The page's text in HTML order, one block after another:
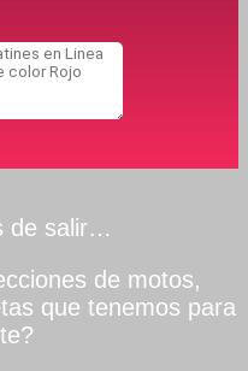
de salir…
de motos,
que tenemos para